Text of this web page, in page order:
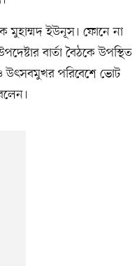
মুহাম্মদ ইউনূস। ফোনে না
বার্তা বৈঠকে উপস্থিত
ও উৎসবমুখর পরিবেশে ভোট